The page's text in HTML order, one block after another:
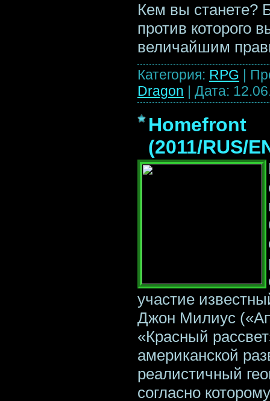
Кем вы станете?
против которого
величайшим
Категория: RPG |
Dragon | Дата:
Homefront
(2011/RUS/
участие
Джон Милиус
«Красный
американской
реалистичный
согласно